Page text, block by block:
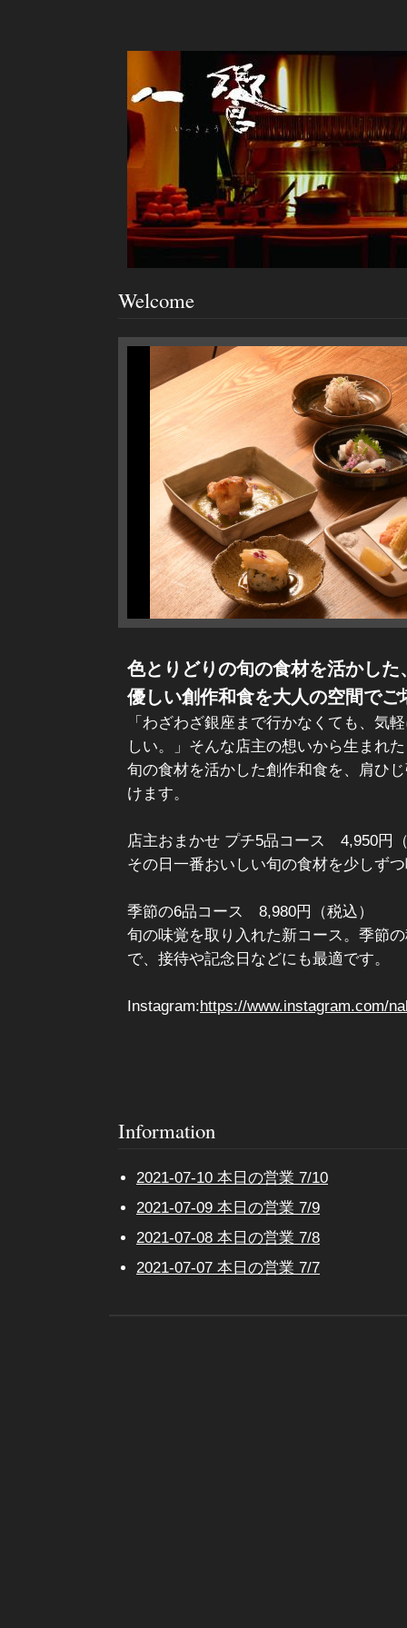
Welcome
色とりどりの旬の食材を活かした
優しい創作和食を大人の空間でご
「わざわざ銀座まで行かなくても、気
しい。」そんな店主の想いから生まれ
旬の食材を活かした創作和食を、肩ひ
けます。
店主おまかせ プチ5品コース 4,950円
その日一番おいしい旬の食材を少しず
季節の6品コース 8,980円（税込）
旬の味覚を取り入れた新コース。季節
で、接待や記念日などにも最適です。
Instagram:https://www.instagram.com/
Information
2021-07-10 本日の営業 7/10
2021-07-09 本日の営業 7/9
2021-07-08 本日の営業 7/8
2021-07-07 本日の営業 7/7